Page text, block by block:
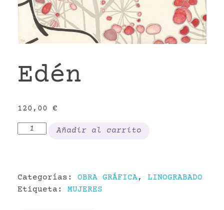
Edén
120,00 €
Edén
Añadir al carrito
Categorías: OBRA GRÁFICA, LINOGRABADO
Etiqueta: MUJERES